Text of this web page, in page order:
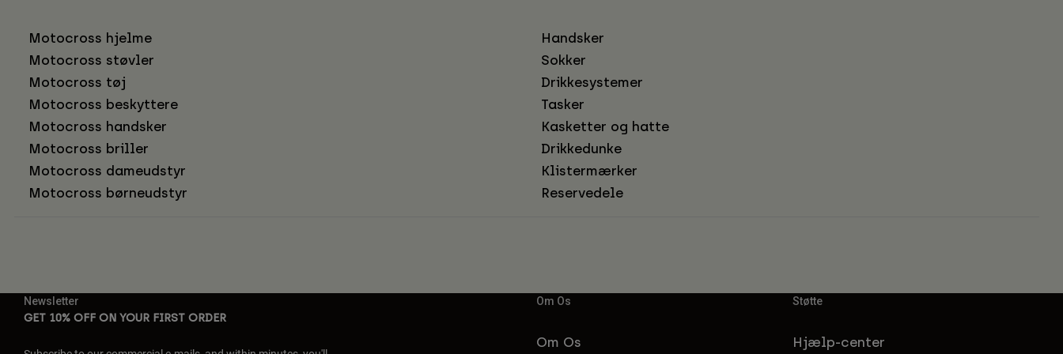
Motocross hjelme
Motocross støvler
Motocross tøj
Motocross beskyttere
Motocross handsker
Motocross briller
Motocross dameudstyr
Motocross børneudstyr
Handsker
Sokker
Drikkesystemer
Tasker
Kasketter og hatte
Drikkedunke
Klistermærker
Reservedele
Newsletter
GET 10% OFF ON YOUR FIRST ORDER
Om Os
Om Os
Støtte
Hjælp-center